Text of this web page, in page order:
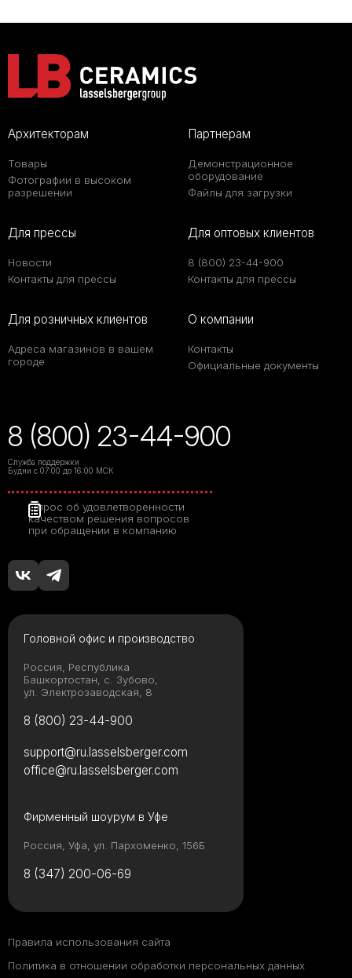
Архитекторам
Товары
Фотографии в высоком
разрешении
Партнерам
Демонстрационное
оборудование
Файлы для загрузки
Для прессы
Новости
Контакты для прессы
Для оптовых клиентов
8 (800) 23-44-900
Контакты для прессы
Для розничных клиентов
Адреса магазинов в вашем
городе
О компании
Контакты
Официальные документы
8 (800) 23-44-900
Служба поддержки
Будни с 07:00 до 16:00 МСК
Опрос об удовлетворенности
качеством решения вопросов
при обращении в компанию
Головной офис и производство
Россия, Республика
Башкортостан, с. Зубово,
ул. Электрозаводская, 8
8 (800) 23-44-900
Фирменный шоурум в Уфе
Россия, Уфа, ул. Пархоменко, 156Б
8 (347) 200-06-69
support@ru.lasselsberger.com
office@ru.lasselsberger.com
Правила использования сайта
Политика в отношении обработки персональных данных